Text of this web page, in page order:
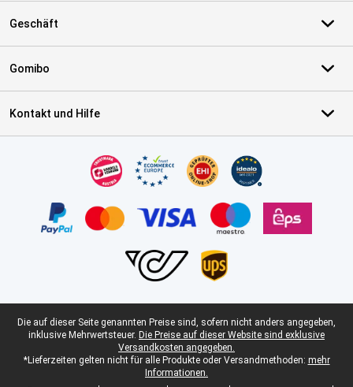
Geschäft
Gomibo
Kontakt und Hilfe
Juristische Fußzeile
Die auf dieser Seite genannten Preise sind, sofern nicht anders angegeben,
inklusive Mehrwertsteuer. Die Preise auf dieser Website sind exklusive
Versandkosten angegeben.
*Lieferzeiten gelten nicht für alle Produkte oder Versandmethoden: mehr
Informationen.